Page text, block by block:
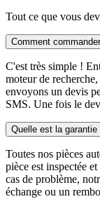
Tout ce que vous
Comment
C'est très simple !
moteur de
envoyons un devis
SMS. Une fois le
Quelle est la
Toutes nos pièces
pièce est inspectée
cas de problème,
échange ou un